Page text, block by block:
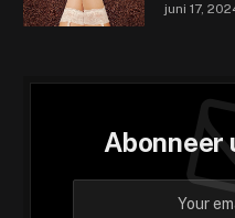
juni 17,
Abonneer